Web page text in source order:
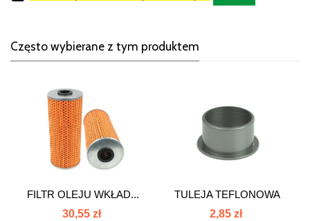
Często wybierane z tym produktem
FILTR OLEJU WKŁAD...
30,55 zł
TULEJA TEFLONOWA
CLAAS 008550...
2,85 zł